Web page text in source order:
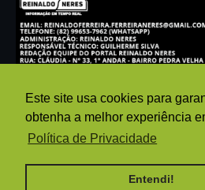
Este site usa cookies para
obtenha a melhor experiência
Política de Privacidade
Entendi!